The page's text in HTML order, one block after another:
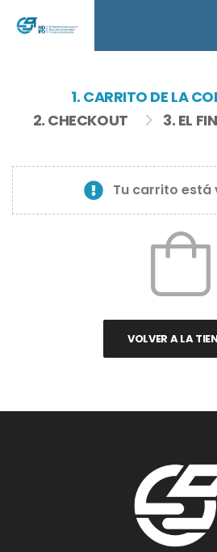
1. CARRITO DE LA
2. CHECKOUT
3. EL
Tu carrito está
VOLVER A LA